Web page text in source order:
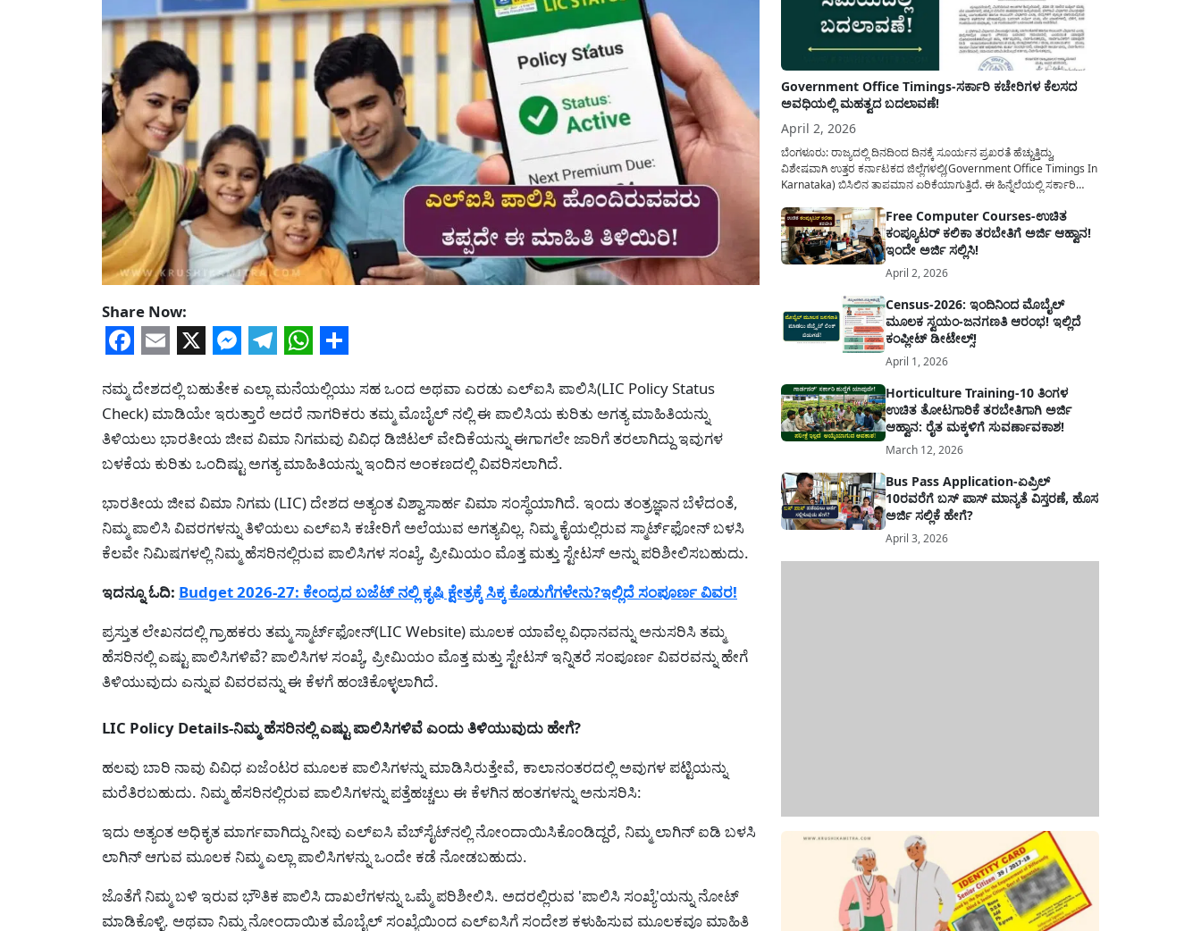
Share Now:
ನಮ್ಮ ದೇಶದಲ್ಲಿ ಬಹುತೇಕ ಎಲ್ಲಾ ಮನೆಯಲ್ಲಿಯು ಸಹ ಒಂದ ಅಥವಾ ಎರಡು ಎಲ್ಐಸಿ ಪಾಲಿಸಿ(LIC Policy Status
Check) ಮಾಡಿಯೇ ಇರುತ್ತಾರೆ ಅದರೆ ನಾಗರಿಕರು ತಮ್ಮ ಮೊಬೈಲ್ ನಲ್ಲಿ ಈ ಪಾಲಿಸಿಯ ಕುರಿತು ಅಗತ್ಯ ಮಾಹಿತಿಯನ್ನು
ತಿಳಿಯಲು ಭಾರತೀಯ ಜೀವ ವಿಮಾ ನಿಗಮವು ವಿವಿಧ ಡಿಜಿಟಲ್ ವೇದಿಕೆಯನ್ನು ಈಗಾಗಲೇ ಜಾರಿಗೆ ತರಲಾಗಿದ್ದು ಇವುಗಳ
ಬಳಕೆಯ ಕುರಿತು ಒಂದಿಷ್ಟು ಅಗತ್ಯ ಮಾಹಿತಿಯನ್ನು ಇಂದಿನ ಅಂಕಣದಲ್ಲಿ ವಿವರಿಸಲಾಗಿದೆ.
ಭಾರತೀಯ ಜೀವ ವಿಮಾ ನಿಗಮ (LIC) ದೇಶದ ಅತ್ಯಂತ ವಿಶ್ವಾಸಾರ್ಹ ವಿಮಾ ಸಂಸ್ಥೆಯಾಗಿದೆ. ಇಂದು ತಂತ್ರಜ್ಞಾನ ಬೆಳೆದಂತೆ,
ನಿಮ್ಮ ಪಾಲಿಸಿ ವಿವರಗಳನ್ನು ತಿಳಿಯಲು ಎಲ್ಐಸಿ ಕಚೇರಿಗೆ ಅಲೆಯುವ ಅಗತ್ಯವಿಲ್ಲ. ನಿಮ್ಮ ಕೈಯಲ್ಲಿರುವ ಸ್ಮಾರ್ಟ್‌ಫೋನ್ ಬಳಸಿ
ಕೆಲವೇ ನಿಮಿಷಗಳಲ್ಲಿ ನಿಮ್ಮ ಹೆಸರಿನಲ್ಲಿರುವ ಪಾಲಿಸಿಗಳ ಸಂಖ್ಯೆ, ಪ್ರೀಮಿಯಂ ಮೊತ್ತ ಮತ್ತು ಸ್ಟೇಟಸ್ ಅನ್ನು ಪರಿಶೀಲಿಸಬಹುದು.
ಇದನ್ನೂ ಓದಿ: Budget 2026-27: ಕೇಂದ್ರದ ಬಜೆಟ್ ನಲ್ಲಿ ಕೃಷಿ ಕ್ಷೇತ್ರಕ್ಕೆ ಸಿಕ್ಕ ಕೊಡುಗೆಗಳೇನು?ಇಲ್ಲಿದೆ ಸಂಪೂರ್ಣ ವಿವರ!
ಪ್ರಸ್ತುತ ಲೇಖನದಲ್ಲಿ ಗ್ರಾಹಕರು ತಮ್ಮ ಸ್ಮಾರ್ಟ್‌ಫೋನ್(LIC Website) ಮೂಲಕ ಯಾವೆಲ್ಲ ವಿಧಾನವನ್ನು ಅನುಸರಿಸಿ ತಮ್ಮ
ಹೆಸರಿನಲ್ಲಿ ಎಷ್ಟು ಪಾಲಿಸಿಗಳಿವೆ? ಪಾಲಿಸಿಗಳ ಸಂಖ್ಯೆ, ಪ್ರೀಮಿಯಂ ಮೊತ್ತ ಮತ್ತು ಸ್ಟೇಟಸ್ ಇನ್ನಿತರೆ ಸಂಪೂರ್ಣ ವಿವರವನ್ನು ಹೇಗೆ
ತಿಳಿಯುವುದು ಎನ್ನುವ ವಿವರವನ್ನು ಈ ಕೆಳಗೆ ಹಂಚಿಕೊಳ್ಳಲಾಗಿದೆ.
LIC Policy Details-ನಿಮ್ಮ ಹೆಸರಿನಲ್ಲಿ ಎಷ್ಟು ಪಾಲಿಸಿಗಳಿವೆ ಎಂದು ತಿಳಿಯುವುದು ಹೇಗೆ?
ಹಲವು ಬಾರಿ ನಾವು ವಿವಿಧ ಏಜೆಂಟರ ಮೂಲಕ ಪಾಲಿಸಿಗಳನ್ನು ಮಾಡಿಸಿರುತ್ತೇವೆ, ಕಾಲಾನಂತರದಲ್ಲಿ ಅವುಗಳ ಪಟ್ಟಿಯನ್ನು
ಮರೆತಿರಬಹುದು. ನಿಮ್ಮ ಹೆಸರಿನಲ್ಲಿರುವ ಪಾಲಿಸಿಗಳನ್ನು ಪತ್ತೆಹಚ್ಚಲು ಈ ಕೆಳಗಿನ ಹಂತಗಳನ್ನು ಅನುಸರಿಸಿ:
ಇದು ಅತ್ಯಂತ ಅಧಿಕೃತ ಮಾರ್ಗವಾಗಿದ್ದು ನೀವು ಎಲ್ಐಸಿ ವೆಬ್‌ಸೈಟ್‌ನಲ್ಲಿ ನೋಂದಾಯಿಸಿಕೊಂಡಿದ್ದರೆ, ನಿಮ್ಮ ಲಾಗಿನ್ ಐಡಿ ಬಳಸಿ
ಲಾಗಿನ್ ಆಗುವ ಮೂಲಕ ನಿಮ್ಮ ಎಲ್ಲಾ ಪಾಲಿಸಿಗಳನ್ನು ಒಂದೇ ಕಡೆ ನೋಡಬಹುದು.
ಜೊತೆಗೆ ನಿಮ್ಮ ಬಳಿ ಇರುವ ಭೌತಿಕ ಪಾಲಿಸಿ ದಾಖಲೆಗಳನ್ನು ಒಮ್ಮೆ ಪರಿಶೀಲಿಸಿ. ಅದರಲ್ಲಿರುವ 'ಪಾಲಿಸಿ ಸಂಖ್ಯೆ'ಯನ್ನು ನೋಟ್
ಮಾಡಿಕೊಳ್ಳಿ. ಅಥವಾ ನಿಮ್ಮ ನೋಂದಾಯಿತ ಮೊಬೈಲ್ ಸಂಖ್ಯೆಯಿಂದ ಎಲ್ಐಸಿಗೆ ಸಂದೇಶ ಕಳುಹಿಸುವ ಮೂಲಕವೂ ಮಾಹಿತಿ
Government Office Timings-ಸರ್ಕಾರಿ ಕಚೇರಿಗಳ ಕೆಲಸದ
ಅವಧಿಯಲ್ಲಿ ಮಹತ್ವದ ಬದಲಾವಣೆ!
April 2, 2026
ಬೆಂಗಳೂರು: ರಾಜ್ಯದಲ್ಲಿ ದಿನದಿಂದ ದಿನಕ್ಕೆ ಸೂರ್ಯನ ಪ್ರಖರತೆ ಹೆಚ್ಚುತ್ತಿದ್ದು,
ವಿಶೇಷವಾಗಿ ಉತ್ತರ ಕರ್ನಾಟಕದ ಜಿಲ್ಲೆಗಳಲ್ಲಿ(Government Office Timings In
Karnataka) ಬಿಸಿಲಿನ ತಾಪಮಾನ ಏರಿಕೆಯಾಗುತ್ತಿದೆ. ಈ ಹಿನ್ನೆಲೆಯಲ್ಲಿ ಸರ್ಕಾರಿ
ಸರ್ಕಾರವು ಮಹತ್ವದ ನಿರ್ಧಾರವೊಂದನ್ನು ಕೈಗೊಂಡಿದೆ. ಕಿತ್ತೂರು ಕರ್ನಾಟಕ ಮತ್ತು
ಕಲ್ಯಾಣ ಕರ್ನಾಟಕದ ಒಟ್ಟು 9 ಜಿಲ್ಲೆಗಳಲ್ಲಿ ಏಪ್ರಿಲ್...
Free Computer Courses-ಉಚಿತ
ಕಂಪ್ಯೂಟರ್ ಕಲಿಕಾ ತರಬೇತಿಗೆ ಅರ್ಜಿ ಆಹ್ವಾನ!
ಇಂದೇ ಅರ್ಜಿ ಸಲ್ಲಿಸಿ!
April 2, 2026
Census-2026: ಇಂದಿನಿಂದ ಮೊಬೈಲ್
ಮೂಲಕ ಸ್ವಯಂ-ಜನಗಣತಿ ಆರಂಭ! ಇಲ್ಲಿದೆ
ಕಂಪ್ಲೀಟ್ ಡೀಟೇಲ್ಸ್!
April 1, 2026
Horticulture Training-10 ತಿಂಗಳ
ಉಚಿತ ತೋಟಗಾರಿಕೆ ತರಬೇತಿಗಾಗಿ ಅರ್ಜಿ
ಆಹ್ವಾನ: ರೈತ ಮಕ್ಕಳಿಗೆ ಸುವರ್ಣಾವಕಾಶ!
March 12, 2026
Bus Pass Application-ಏಪ್ರಿಲ್
10ರವರೆಗೆ ಬಸ್ ಪಾಸ್ ಮಾನ್ಯತೆ ವಿಸ್ತರಣೆ, ಹೊಸ
ಅರ್ಜಿ ಸಲ್ಲಿಕೆ ಹೇಗೆ?
April 3, 2026